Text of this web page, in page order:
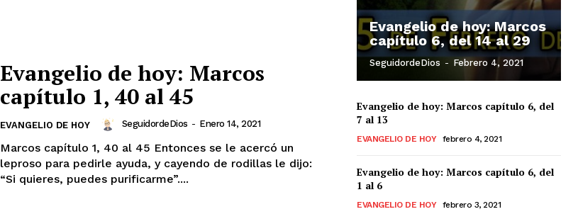
Evangelio de hoy: Marcos
capítulo 1, 40 al 45
EVANGELIO DE HOY SeguidordeDios - Enero 14, 2021
Marcos capítulo 1, 40 al 45 Entonces se le acercó un
leproso para pedirle ayuda, y cayendo de rodillas le dijo:
“Si quieres, puedes purificarme”....
Evangelio de hoy: Marcos
capítulo 6, del 14 al 29
SeguidordeDios - Febrero 4, 2021
Evangelio de hoy: Marcos capítulo 6, del
7 al 13
EVANGELIO DE HOY febrero 4, 2021
Evangelio de hoy: Marcos capítulo 6, del
1 al 6
EVANGELIO DE HOY febrero 3, 2021